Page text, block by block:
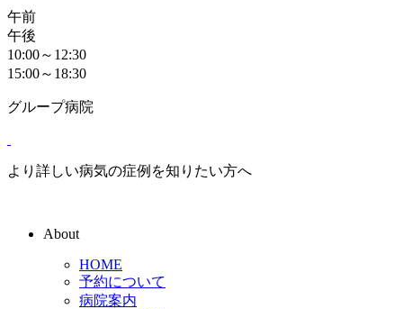
午前
午後
10:00～12:30
15:00～18:30
グループ病院
より詳しい病気の症例を知りたい方へ
About
HOME
予約について
病院案内